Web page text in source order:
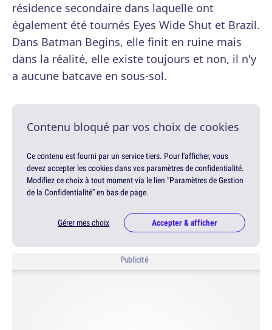
résidence secondaire dans laquelle ont
également été tournés Eyes Wide Shut et Brazil.
Dans Batman Begins, elle finit en ruine mais
dans la réalité, elle existe toujours et non, il n'y
a aucune batcave en sous-sol.
Contenu bloqué par vos choix de cookies
Ce contenu est fourni par un service tiers. Pour l'afficher, vous
devez accepter les cookies dans vos paramètres de confidentialité.
Modifiez ce choix à tout moment via le lien "Paramètres de Gestion
de la Confidentialité" en bas de page.
Gérer mes choix Accepter & afficher
Publicité